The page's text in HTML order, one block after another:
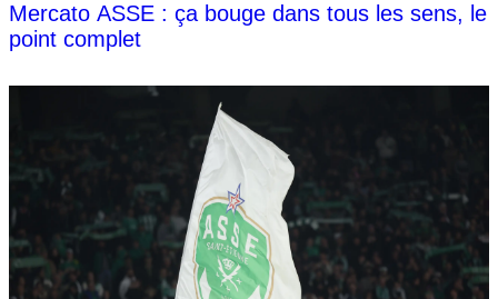
Mercato ASSE : ça bouge dans tous les sens, le
point complet